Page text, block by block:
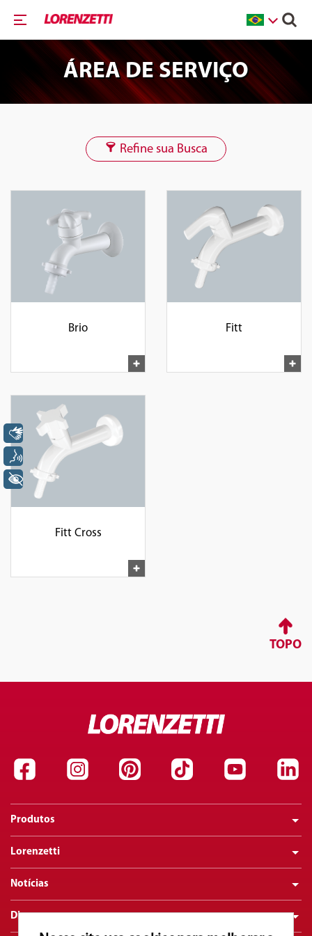
ÁREA DE SERVIÇO
Refine sua Busca
Brio Fitt
Fitt Cross
TOPO
Produtos
Lorenzetti
Notícias
Dicas
Libras
Voz
+ Acessibilidade